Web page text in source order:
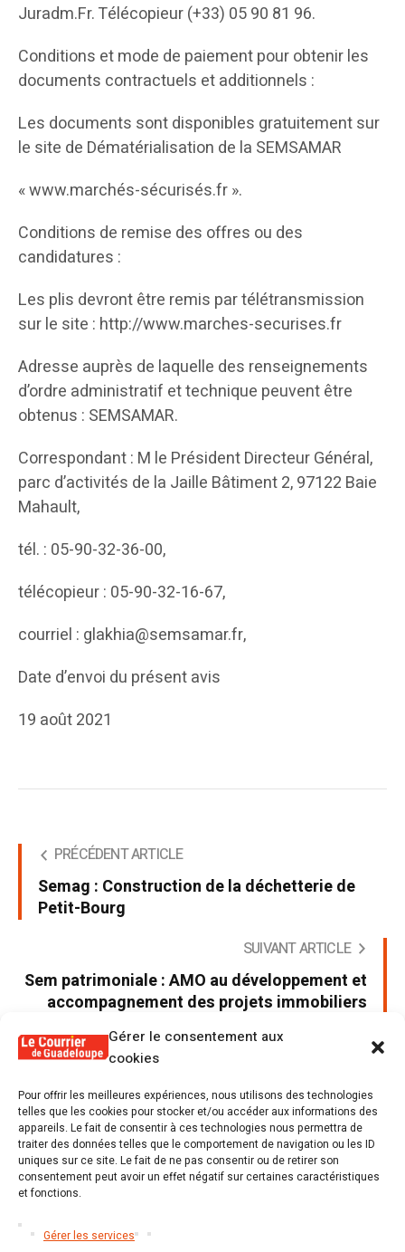
Gérer le consentement aux
cookies
Pour offrir les meilleures expériences, nous utilisons des technologies
telles que les cookies pour stocker et/ou accéder aux informations des
appareils. Le fait de consentir à ces technologies nous permettra de
traiter des données telles que le comportement de navigation ou les ID
uniques sur ce site. Le fait de ne pas consentir ou de retirer son
consentement peut avoir un effet négatif sur certaines caractéristiques
et fonctions.
Gérer les services
Juradm.Fr. Télécopieur (+33) 05 90 81 96.
Conditions et mode de paiement pour obtenir les
documents contractuels et additionnels :
Les documents sont disponibles gratuitement sur
le site de Dématérialisation de la SEMSAMAR
« www.marchés-sécurisés.fr ».
Conditions de remise des offres ou des
candidatures :
Les plis devront être remis par télétransmission
sur le site : http://www.marches-securises.fr
Adresse auprès de laquelle des renseignements
d’ordre administratif et technique peuvent être
obtenus : SEMSAMAR.
Correspondant : M le Président Directeur Général,
parc d’activités de la Jaille Bâtiment 2, 97122 Baie
Mahault,
tél. : 05-90-32-36-00,
télécopieur : 05-90-32-16-67,
courriel : glakhia@semsamar.fr,
Date d’envoi du présent avis
19 août 2021
PRÉCÉDENT ARTICLE
Semag : Construction de la déchetterie de
Petit-Bourg
SUIVANT ARTICLE
Sem patrimoniale : AMO au développement et
accompagnement des projets immobiliers
Poster un commentaire
Tu dois êtreconnectéPoster un commentaire.